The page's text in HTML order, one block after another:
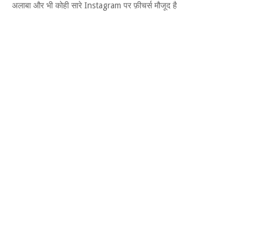
अलाबा और भी कोही सारे Instagram पर फ़ीचर्स मौजूद है